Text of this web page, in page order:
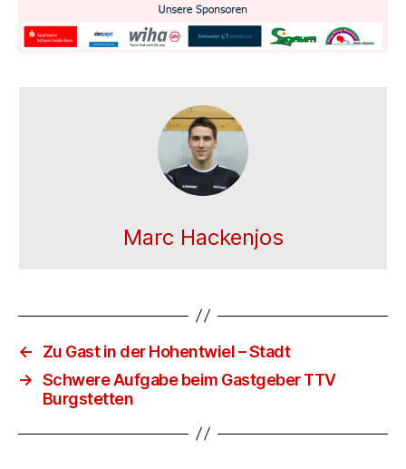
Marc Hackenjos
←
Zu Gast in der Hohentwiel – Stadt
→ Schwere Aufgabe beim Gastgeber TTV
Burgstetten